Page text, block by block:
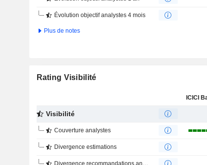
Évolution objectif analystes 4 mois
Plus de notes
Rating Visibilité
Visibilité
Couverture analystes
Divergence estimations
Divergence recommandations analystes